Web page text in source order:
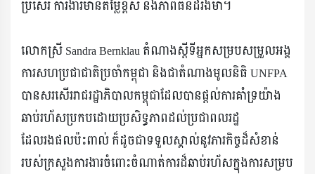
ប្រសើរ ការងារមានតម្លៃខ្ពស់ និងភាពធន់ដ៏រឹងមាំ។
លោកស្រី Sandra Bernklau តំណាងស្តីទីអ្នកសម្របសម្រួលអង្គ
ការសហប្រជាជាតិប្រចាំកម្ពុជា និងជាតំណាងមូលនិធិ UNFPA
បានសរសើររាជរដ្ឋាភិបាលកម្ពុជាដែលបានផ្តល់ការគាំទ្រយ៉ាង
ឆាប់រហ័សប្រកបដោយប្រសិទ្ធភាពដល់ប្រជាពលរដ្ឋ
ដែលរងផលប៉ះពាល់ ក៏ដូចជាទទួលស្គាល់នូវភារកិច្ចដ៏សំខាន់
របស់ក្រសួងការងារចំពោះចំណាត់ការដ៏ឆាប់រហ័សក្នុងការសម្រប